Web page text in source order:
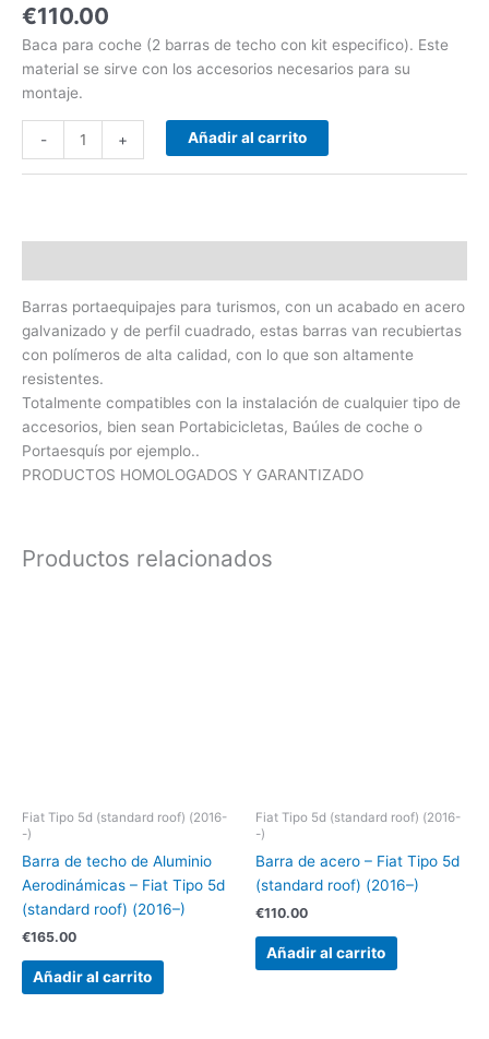
€110.00
Baca para coche (2 barras de techo con kit especifico). Este
material se sirve con los accesorios necesarios para su
montaje.
- + Añadir al carrito
Barras portaequipajes para turismos, con un acabado en acero
galvanizado y de perfil cuadrado, estas barras van recubiertas
con polímeros de alta calidad, con lo que son altamente
resistentes.
Totalmente compatibles con la instalación de cualquier tipo de
accesorios, bien sean Portabicicletas, Baúles de coche o
Portaesquís por ejemplo..
PRODUCTOS HOMOLOGADOS Y GARANTIZADO
Productos relacionados
Fiat Tipo 5d (standard roof) (2016-
-)
Barra de techo de Aluminio
Aerodinámicas – Fiat Tipo 5d
(standard roof) (2016–)
€165.00
Añadir al carrito
Fiat Tipo 5d (standard roof) (2016-
-)
Barra de acero – Fiat Tipo 5d
(standard roof) (2016–)
€110.00
Añadir al carrito